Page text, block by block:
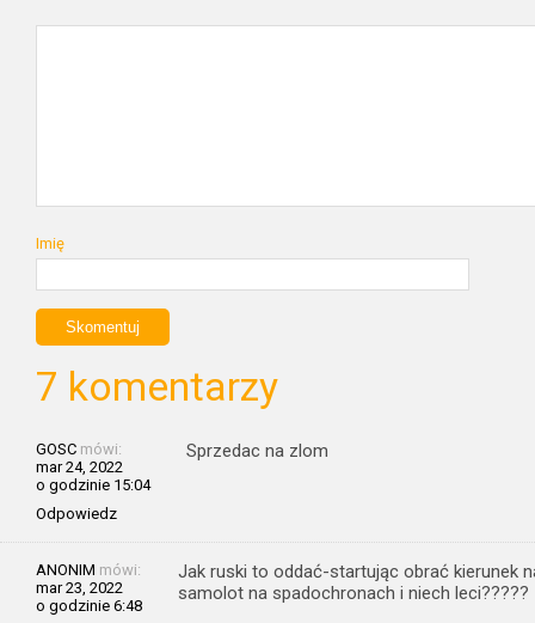
Imię
7 komentarzy
GOSC mówi:
mar 24, 2022
o godzinie 15:04
Odpowiedz
Sprzedac na zlom
ANONIM mówi:
mar 23, 2022
o godzinie 6:48
Jak ruski to oddać-startując obrać kierunek
samolot na spadochronach i niech leci?????